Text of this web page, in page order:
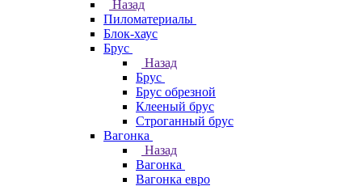
Назад
Пиломатериалы
Блок-хаус
Брус
Назад
Брус
Брус обрезной
Клееный брус
Строганный брус
Вагонка
Назад
Вагонка
Вагонка евро